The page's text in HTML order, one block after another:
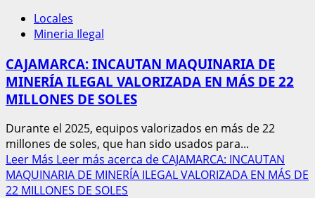
Locales
Mineria Ilegal
CAJAMARCA: INCAUTAN MAQUINARIA DE
MINERÍA ILEGAL VALORIZADA EN MÁS DE 22
MILLONES DE SOLES
Durante el 2025, equipos valorizados en más de 22
millones de soles, que han sido usados para...
Leer Más Leer más acerca de CAJAMARCA: INCAUTAN
MAQUINARIA DE MINERÍA ILEGAL VALORIZADA EN MÁS DE
22 MILLONES DE SOLES